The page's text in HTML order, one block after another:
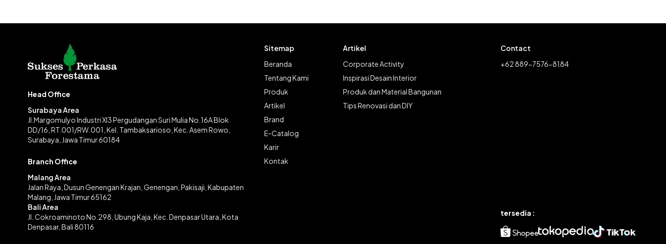
Head Office
Surabaya Area
Jl.Margomulyo Industri XI3 Pergudangan Suri Mulia No.16A Blok
DD/16, RT.001/RW.001, Kel. Tambaksarioso, Kec. Asem Rowo,
Surabaya, Jawa Timur 60184
Branch Office
Malang Area
Jalan Raya, Dusun Genengan Krajan, Genengan, Pakisaji, Kabupaten
Malang, Jawa Timur 65162
Bali Area
Jl. Cokroaminoto No.298, Ubung Kaja, Kec. Denpasar Utara, Kota
Denpasar, Bali 80116
Sitemap
Beranda
Tentang Kami
Produk
Artikel
Brand
E-Catalog
Karir
Kontak
Artikel
Corporate Activity
Inspirasi Desain Interior
Produk dan Material Bangunan
Tips Renovasi dan DIY
Contact
+62 889-7576-8184
tersedia :